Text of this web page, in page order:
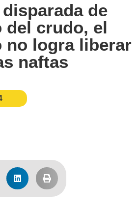
de
del crudo, el
no logra liberar
naftas